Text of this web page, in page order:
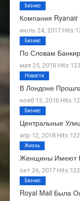
Компания
июль 24, 2017
Бизнес
По Словам
мая 25, 2018
Бизнес
В Лондоне
нояб 13, 2016
Новости
Центральные
апр 12, 2018
Бизнес
Женщины Имеют
окт 26, 2017
Жизнь
Royal Mail Была
Бизнес